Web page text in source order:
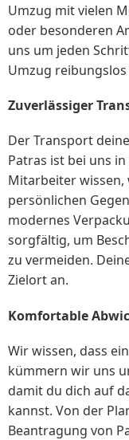
Umzug mit vielen
oder besonderen
uns um jeden
Umzug
Zuverlässiger
Der Transport
Patras ist bei uns
Mitarbeiter
persönlichen
modernes
sorgfältig, um
zu vermeiden.
Zielort an.
Komfortable
Wir wissen, dass
kümmern wir uns
damit du dich auf
kannst. Von der
Beantragung von